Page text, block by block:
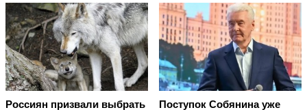
Россиян призвали выбрать
Поступок Собянина уже